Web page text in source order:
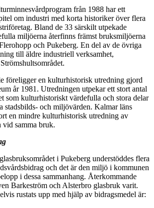
från 1988 har ett
om industri med korta historiker över flera
Bland de 33 särskilt utpekade
miljöerna återfinns främst bruksmiljöerna
och Pukeberg. En del av de övriga
till äldre industriell verksamhet,
föreligger en kulturhistorisk utredning gjord
år 1981. Utredningen utpekar ett stort antal
som kulturhistoriskt värdefulla och stora delar
stadsbilds- och miljövärden. Kalmar läns
en mindre kulturhistorisk utredning av
vid samma bruk.
i Pukeberg understöddes flera
och det är den miljö i kommunen
i dessa sammanhang. Återkommande
Barkeström och Alsterbro glasbruk varit.
rustats upp med hjälp av bidragsmedel är: